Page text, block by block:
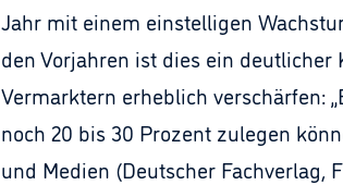
Jahr mit einem einstelligen
den Vorjahren ist dies ein
Vermarktern erheblich verschärfen:
noch 20 bis 30 Prozent zulegen
und Medien (Deutscher Fachverlag,